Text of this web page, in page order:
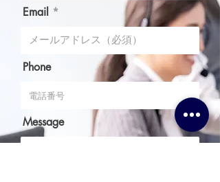
Email
Phone
Message